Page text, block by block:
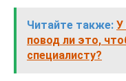
Читайте также: У
повод ли это,
специалисту?